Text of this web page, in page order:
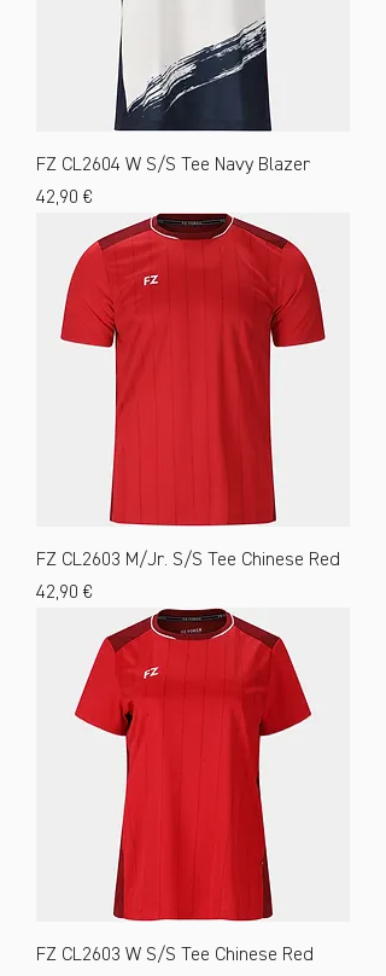
FZ CL2604 W S/S Tee Navy Blazer
Preis
42,90 €
FZ CL2603 M/Jr. S/S Tee Chinese Red
Preis
42,90 €
FZ CL2603 W S/S Tee Chinese Red